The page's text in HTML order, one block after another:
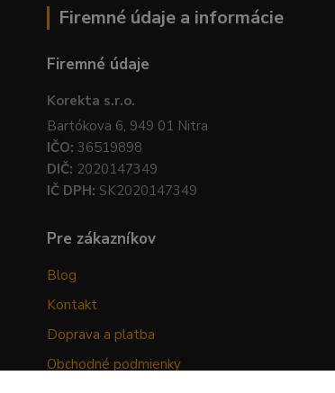
Firemné údaje a informácie
Firemné údaje
Korekta s.r.o.
Bartókova 6, 949 01 Nitra
IČO: 36519898
DIČ: 2020147349
IČ DPH: SK2020147349
Pre zákazníkov
Blog
Kontakt
Doprava a platba
Obchodné podmienky